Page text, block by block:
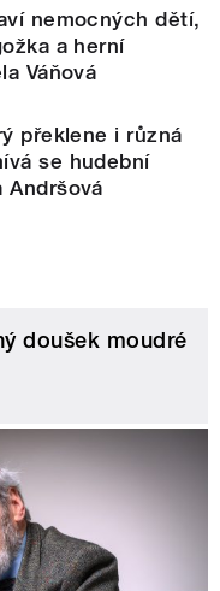
nemocných dětí,
a herní
Váňová
překlene i různá
se hudební
Andršová
doušek moudré